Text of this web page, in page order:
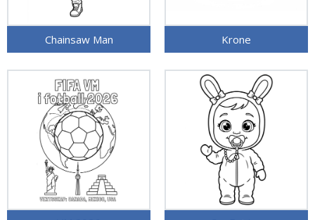
Chainsaw Man Krone